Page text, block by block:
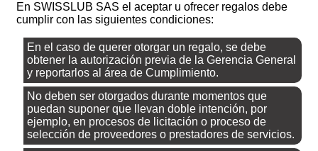
En SWISSLUB SAS el aceptar u ofrecer regalos debe
cumplir con las siguientes condiciones:
En el caso de querer otorgar un regalo, se debe
obtener la autorización previa de la Gerencia General
y reportarlos al área de Cumplimiento.
No deben ser otorgados durante momentos que
puedan suponer que llevan doble intención, por
ejemplo, en procesos de licitación o proceso de
selección de proveedores o prestadores de servicios.